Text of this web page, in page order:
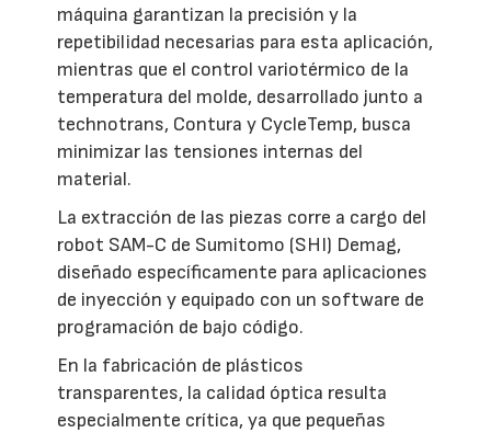
máquina garantizan la precisión y la
repetibilidad necesarias para esta aplicación,
mientras que el control variotérmico de la
temperatura del molde, desarrollado junto a
technotrans, Contura y CycleTemp, busca
minimizar las tensiones internas del
material.
La extracción de las piezas corre a cargo del
robot SAM-C de Sumitomo (SHI) Demag,
diseñado específicamente para aplicaciones
de inyección y equipado con un software de
programación de bajo código.
En la fabricación de plásticos
transparentes, la calidad óptica resulta
especialmente crítica, ya que pequeñas